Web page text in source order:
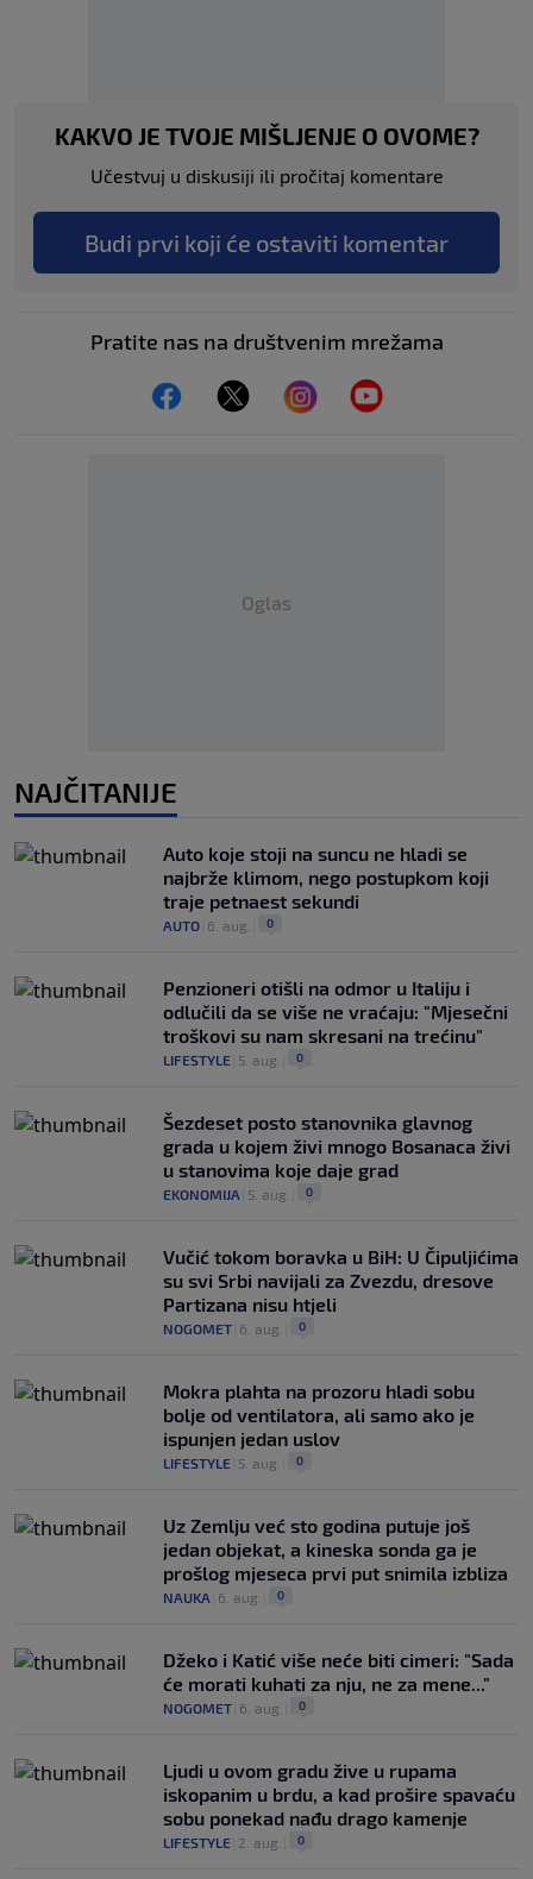
KAKVO JE TVOJE MIŠLJENJE O OVOME?
Učestvuj u diskusiji ili pročitaj komentare
Budi prvi koji će ostaviti komentar
Pratite nas na društvenim mrežama
Oglas
NAJČITANIJE
Auto koje stoji na suncu ne hladi se
najbrže klimom, nego postupkom koji
traje petnaest sekundi
AUTO 6. aug. 0
Penzioneri otišli na odmor u Italiju i
odlučili da se više ne vraćaju: "Mjesečni
troškovi su nam skresani na trećinu"
LIFESTYLE 5. aug. 0
Šezdeset posto stanovnika glavnog
grada u kojem živi mnogo Bosanaca živi
u stanovima koje daje grad
EKONOMIJA 5. aug. 0
Vučić tokom boravka u BiH: U Čipuljićima
su svi Srbi navijali za Zvezdu, dresove
Partizana nisu htjeli
NOGOMET 6. aug. 0
Mokra plahta na prozoru hladi sobu
bolje od ventilatora, ali samo ako je
ispunjen jedan uslov
LIFESTYLE 5. aug. 0
Uz Zemlju već sto godina putuje još
jedan objekat, a kineska sonda ga je
prošlog mjeseca prvi put snimila izbliza
NAUKA 6. aug. 0
Džeko i Katić više neće biti cimeri: "Sada
će morati kuhati za nju, ne za mene..."
NOGOMET 6. aug. 0
Ljudi u ovom gradu žive u rupama
iskopanim u brdu, a kad prošire spavaću
sobu ponekad nađu drago kamenje
LIFESTYLE 2. aug. 0